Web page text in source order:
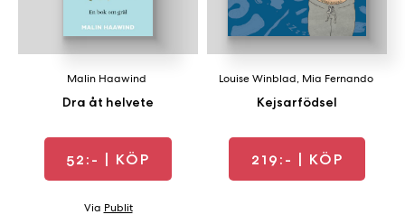
Dra åt helvete
Malin Haawind
52:- | KÖP
Via Publit
Kejsarfödsel
Louise Winblad, Mia Fernando
219:- | KÖP